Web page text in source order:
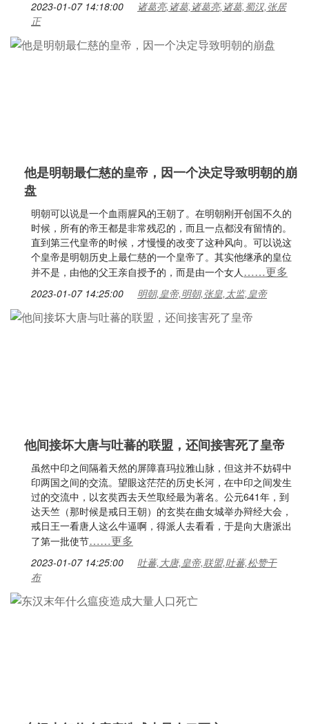
2023-01-07 14:18:00
诸葛亮,诸葛,诸葛亮,诸葛,蜀汉,张居
正
他是明朝最仁慈的皇帝，因一个决定导致明朝的崩
盘
明朝可以说是一个血雨腥风的王朝了。在明朝刚开创国不久的
时候，所有的帝王都是非常残忍的，而且一点都没有留情的。
直到第三代皇帝的时候，才慢慢的改变了这种风向。可以说这
个皇帝是明朝历史上最仁慈的一个皇帝了。其实他继承的皇位
并不是，由他的父王亲自授予的，而是由一个女人……更多
2023-01-07 14:25:00 明朝,皇帝,明朝,张皇,太监,皇帝
他间接坏大唐与吐蕃的联盟，还间接害死了皇帝
虽然中印之间隔着天然的屏障喜玛拉雅山脉，但这并不妨碍中
印两国之间的交流。望眼这茫茫的历史长河，在中印之间发生
过的交流中，以玄奘西去天竺取经最为著名。公元641年，到
达天竺（那时候是戒日王朝）的玄奘在曲女城举办辩经大会，
戒日王一看唐人这么牛逼啊，得派人去看看，于是向大唐派出
了第一批使节……更多
2023-01-07 14:25:00
吐蕃,大唐,皇帝,联盟,吐蕃,松赞干
布